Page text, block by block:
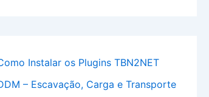
Instalar os Plugins TBN2NET
– Escavação, Carga e Transporte